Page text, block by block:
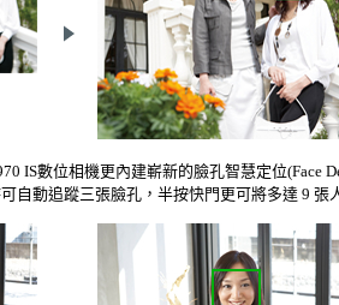
IS數位相機更內建嶄新的臉孔智慧定位
自動追蹤三張臉孔，半按快門更可將多達 9